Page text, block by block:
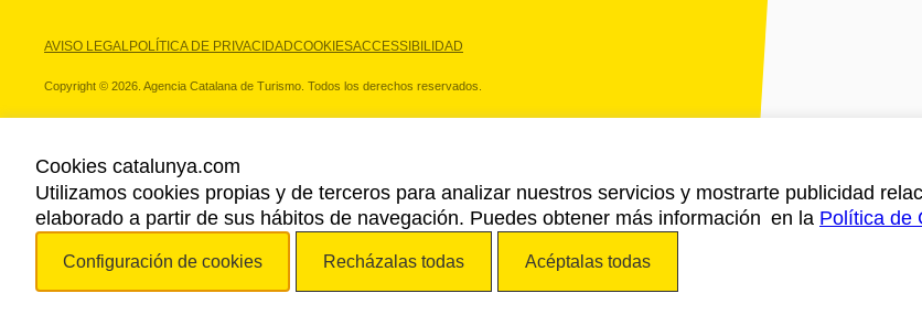
AVISO LEGALPOLÍTICA DE PRIVACIDADCOOKIESACCESSIBILIDAD
Copyright © 2026. Agencia Catalana de Turismo. Todos los derechos reservados.
NUESTROS PARTNERS
Cookies catalunya.com
Utilizamos cookies propias y de terceros para analizar nuestros servicios y mostrarte publicidad
elaborado a partir de sus hábitos de navegación. Puedes obtener más información en la Política de
Configuración de cookies Recházalas todas Acéptalas todas